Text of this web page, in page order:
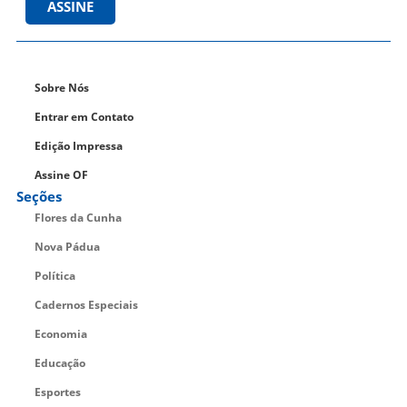
ASSINE
Sobre Nós
Entrar em Contato
Edição Impressa
Assine OF
Seções
Flores da Cunha
Nova Pádua
Política
Cadernos Especiais
Economia
Educação
Esportes